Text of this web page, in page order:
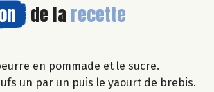
de la recette
en pommade et le sucre.
un par un puis le yaourt de brebis.